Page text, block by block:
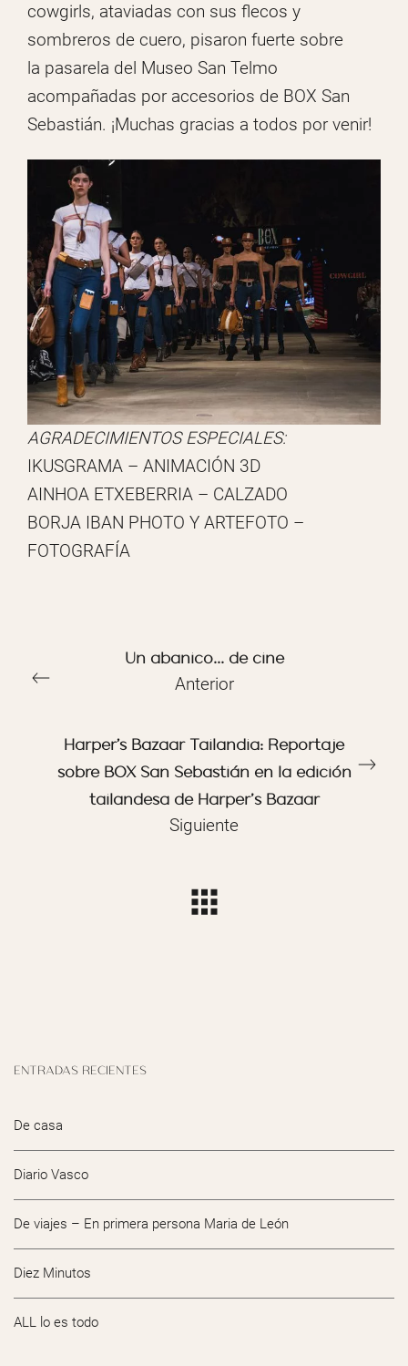
cowgirls, ataviadas con sus flecos y
sombreros de cuero, pisaron fuerte sobre
la pasarela del Museo San Telmo
acompañadas por accesorios de BOX San
Sebastián. ¡Muchas gracias a todos por venir!
AGRADECIMIENTOS ESPECIALES:
IKUSGRAMA – ANIMACIÓN 3D
AINHOA ETXEBERRIA – CALZADO
BORJA IBAN PHOTO Y ARTEFOTO –
FOTOGRAFÍA
Un abanico... de cine
Anterior
Harper's Bazaar Tailandia: Reportaje
sobre BOX San Sebastián en la edición
tailandesa de Harper’s Bazaar
Siguiente
ENTRADAS RECIENTES
De casa
Diario Vasco
De viajes – En primera persona Maria de León
Diez Minutos
ALL lo es todo